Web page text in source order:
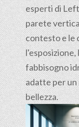
esperti di
parete
contesto e le
l'esposizione,
fabbisogno
adatte per
bellezza.